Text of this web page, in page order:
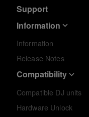
Support
Information
Information
Release Notes
Compatibility
Compatible DJ units
Hardware Unlock